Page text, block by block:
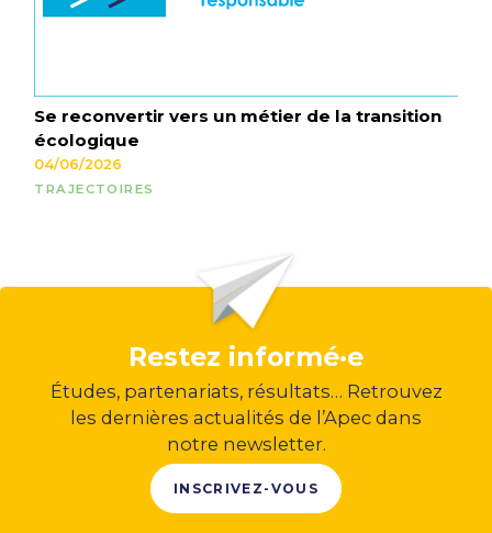
Se reconvertir vers un métier de la transition
écologique
04/06/2026
TRAJECTOIRES
Restez informé·e
Études, partenariats, résultats… Retrouvez
les dernières actualités de l’Apec dans
notre newsletter.
INSCRIVEZ-VOUS